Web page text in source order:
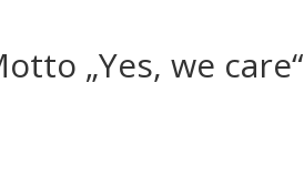
„Yes, we care“